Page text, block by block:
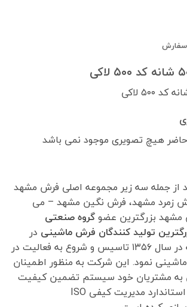
حاضر هیچ تصویری موجود نمی باشد
جمله سه زیر مجموعه اصلی فرش مشهد
زمرد مشهد، فرش نگین مشهد – می
بزرگترین عضوگروه صنعتی
تولید کنندگان فرش ماشینی در
ایران می باشد که در سال ۱۳۵۶ تاسیس و شروع به فعالیت در
نمود. این شرکت به منظور اطمینان
به مشتریان خود سیستم تضمین کیفیت
مناسبی را مطابق استاندارد مدیریت کیفی ISO